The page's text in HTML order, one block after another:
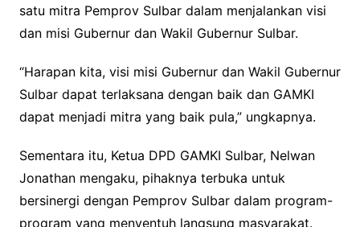
satu mitra Pemprov Sulbar dalam menjalankan visi
dan misi Gubernur dan Wakil Gubernur Sulbar.
“Harapan kita, visi misi Gubernur dan Wakil Gubernur
Sulbar dapat terlaksana dengan baik dan GAMKI
dapat menjadi mitra yang baik pula,” ungkapnya.
Sementara itu, Ketua DPD GAMKI Sulbar, Nelwan
Jonathan mengaku, pihaknya terbuka untuk
bersinergi dengan Pemprov Sulbar dalam program-
program yang menyentuh langsung masyarakat.